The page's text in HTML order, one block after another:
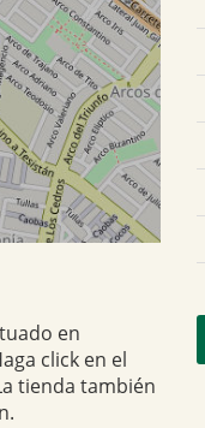
en
click en el
tienda también